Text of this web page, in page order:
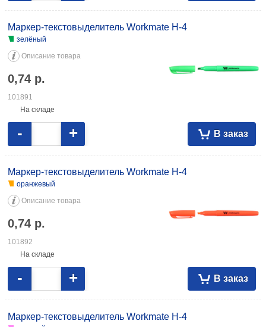
Маркер-текстовыделитель Workmate H-4
зелёный
Описание товара
0,74 р.
101891
На складе
В заказ
- +
Маркер-текстовыделитель Workmate H-4
оранжевый
Описание товара
0,74 р.
101892
На складе
В заказ
- +
Маркер-текстовыделитель Workmate H-4